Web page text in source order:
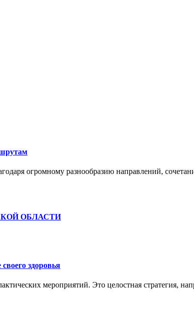
огромному разнообразию направлений,
ОБЛАСТИ
здоровья
мероприятий. Это целостная стратегия,